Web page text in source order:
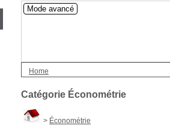
Mode avancé
Home
Catégorie Économétrie
> Économétrie